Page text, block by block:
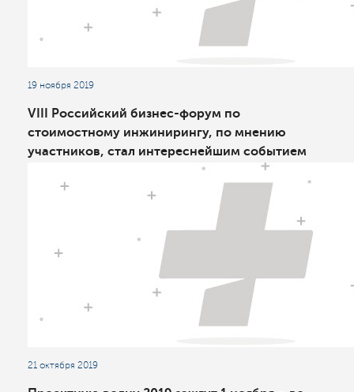
19 ноября 2019
VIII Российский бизнес-форум по
стоимостному инжинирингу, по мнению
участников, стал интереснейшим событием
21 октября 2019